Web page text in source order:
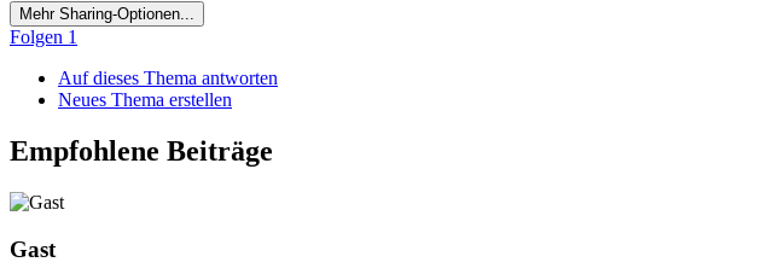
Mehr Sharing-Optionen...
Folgen 1
Auf dieses Thema antworten
Neues Thema erstellen
Empfohlene Beiträge
Gast